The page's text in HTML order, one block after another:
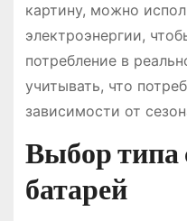
картину, можно
электроэнергии,
потребление в
учитывать, что
зависимости от
Выбор типа
батарей